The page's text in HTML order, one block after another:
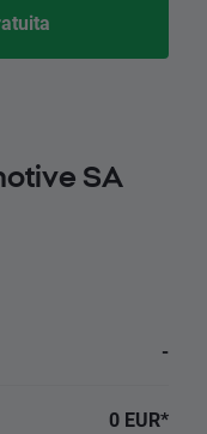
SA
-
0 EUR*